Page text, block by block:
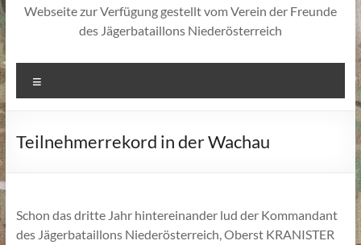
Webseite zur Verfügung gestellt vom Verein der Freunde
des Jägerbataillons Niederösterreich
Teilnehmerrekord in der Wachau
Schon das dritte Jahr hintereinander lud der Kommandant
des Jägerbataillons Niederösterreich, Oberst KRANISTER